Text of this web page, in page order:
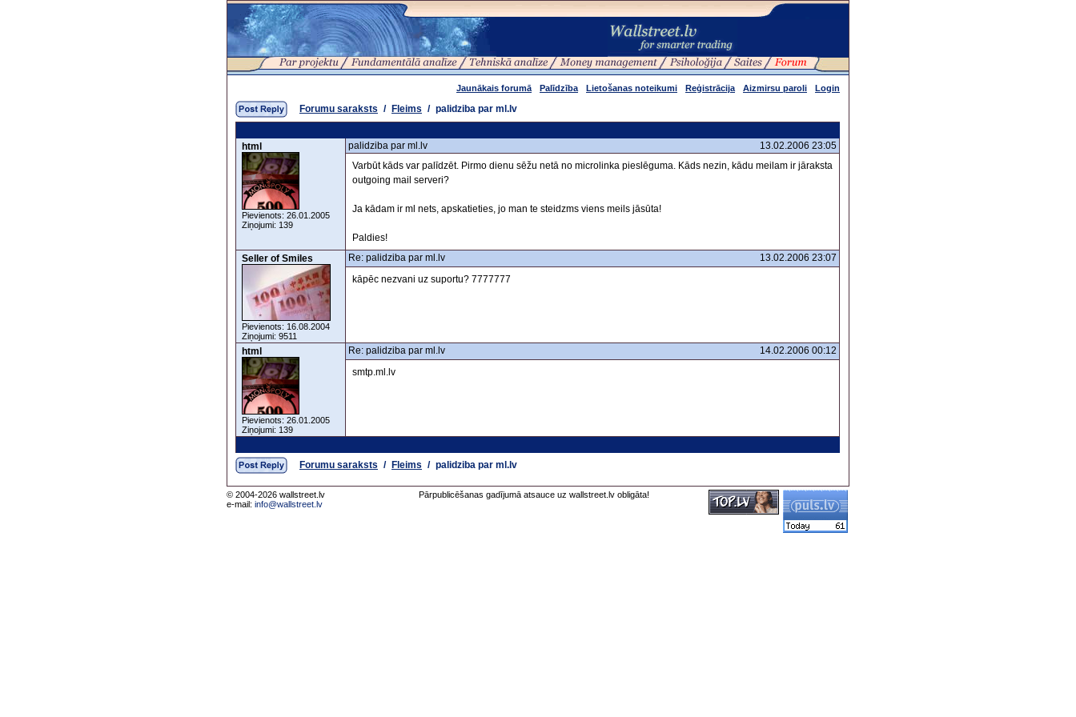
Jaunākais forumā Palīdzība Lietošanas noteikumi Reģistrācija Aizmirsu paroli Login
Forumu saraksts / Fleims / palidziba par ml.lv
html
Pievienots: 26.01.2005
Ziņojumi: 139
palidziba par ml.lv
13.02.2006 23:05
Varbūt kāds var palīdzēt. Pirmo dienu sēžu netā no microlinka pieslēguma. Kāds nezin, kādu meilam ir jāraksta
outgoing mail serveri?
Ja kādam ir ml nets, apskatieties, jo man te steidzms viens meils jāsūta!
Paldies!
Seller of Smiles
Pievienots: 16.08.2004
Ziņojumi: 9511
Re: palidziba par ml.lv
13.02.2006 23:07
kāpēc nezvani uz suportu? 7777777
html
Pievienots: 26.01.2005
Ziņojumi: 139
Re: palidziba par ml.lv
14.02.2006 00:12
smtp.ml.lv
Forumu saraksts / Fleims / palidziba par ml.lv
© 2004-2026 wallstreet.lv
e-mail: info@wallstreet.lv
Pārpublicēšanas gadījumā atsauce uz wallstreet.lv obligāta!